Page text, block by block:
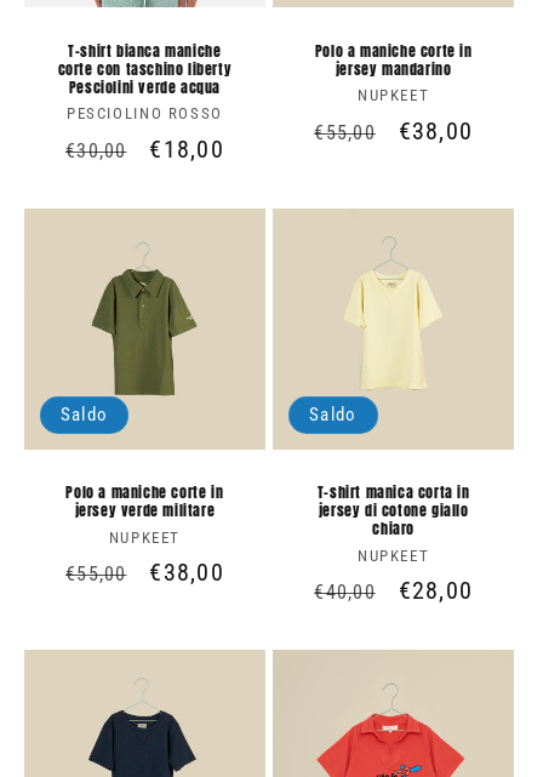
T-shirt bianca maniche
corte con taschino liberty
Pesciolini verde acqua
Produttore:
PESCIOLINO ROSSO
Prezzo
listino
€30,00
Prezzo
€18,00
Polo a maniche corte in
jersey mandarino
Produttore:
NUPKEET
Prezzo
€55,00
Prezzo
€38,00
Saldo
Polo a maniche corte in
jersey verde militare
Produttore:
NUPKEET
Prezzo
€55,00
Prezzo
€38,00
Saldo
T-shirt manica corta in
jersey di cotone giallo
chiaro
Produttore:
NUPKEET
Prezzo
listino
€40,00
Prezzo
€28,00